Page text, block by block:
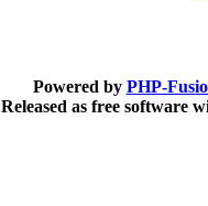
Powered by PHP-
Released as free software